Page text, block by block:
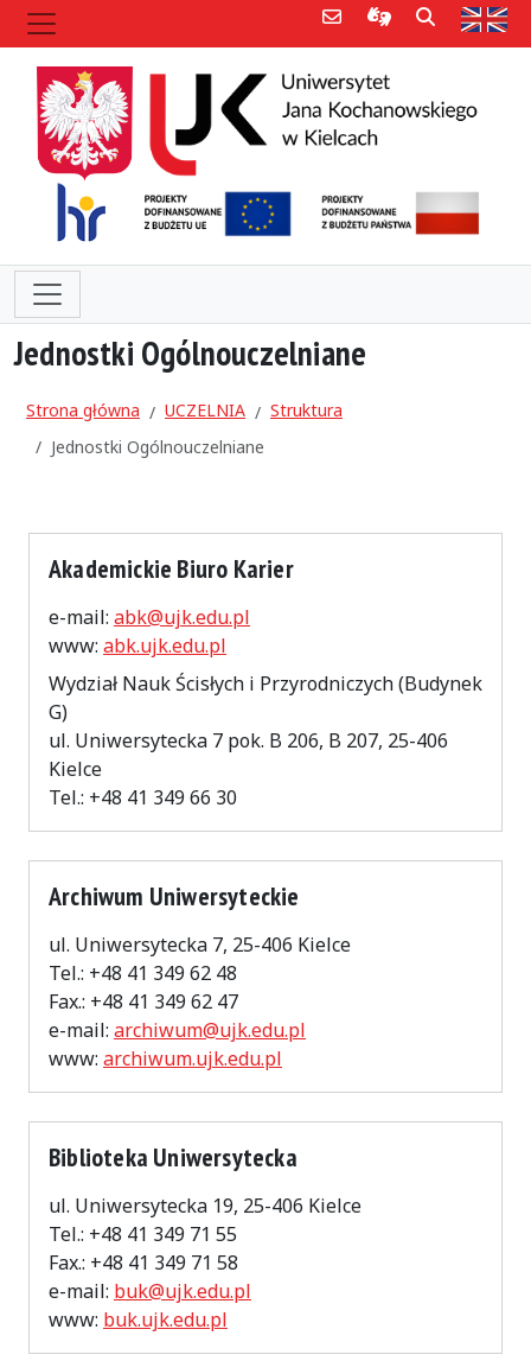
Poczta e-mailInformacje dla
Szukaj
Jednostki Ogólnouczelniane
Strona główna UCZELNIA
Struktura
Jednostki Ogólnouczelniane
Akademickie Biuro Karier
e-mail: abk@ujk.edu.pl
www: abk.ujk.edu.pl
Wydział Nauk Ścisłych i Przyrodniczych (Budynek
G)
ul. Uniwersytecka 7 pok. B 206, B 207, 25-406
Kielce
Tel.: +48 41 349 66 30
Archiwum Uniwersyteckie
ul. Uniwersytecka 7, 25-406 Kielce
Tel.: +48 41 349 62 48
Fax.: +48 41 349 62 47
e-mail: archiwum@ujk.edu.pl
www: archiwum.ujk.edu.pl
Biblioteka Uniwersytecka
ul. Uniwersytecka 19, 25-406 Kielce
Tel.: +48 41 349 71 55
Fax.: +48 41 349 71 58
e-mail: buk@ujk.edu.pl
www: buk.ujk.edu.pl